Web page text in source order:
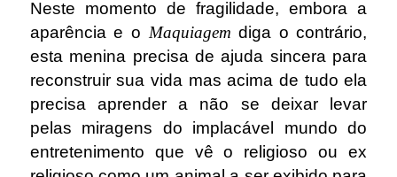
Neste momento de fragilidade, embora a
aparência e o Maquiagem diga o contrário,
esta menina precisa de ajuda sincera para
reconstruir sua vida mas acima de tudo ela
precisa aprender a não se deixar levar
pelas miragens do implacável mundo do
entretenimento que vê o religioso ou ex